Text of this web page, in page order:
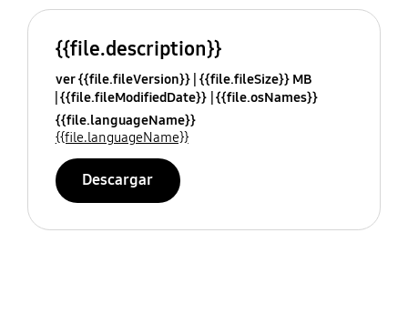
{{file.description}}
ver {{file.fileVersion}} {{file.fileSize}} MB
{{file.fileModifiedDate}} {{file.osNames}}
{{file.languageName}}
{{file.languageName}}
Descargar